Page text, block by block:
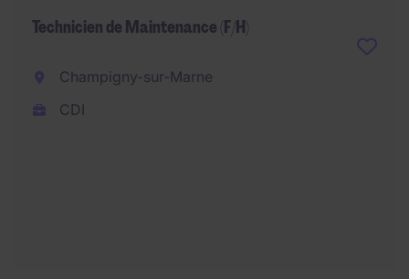
Technicien de Maintenance (F/H)
Champigny-sur-Marne
CDI